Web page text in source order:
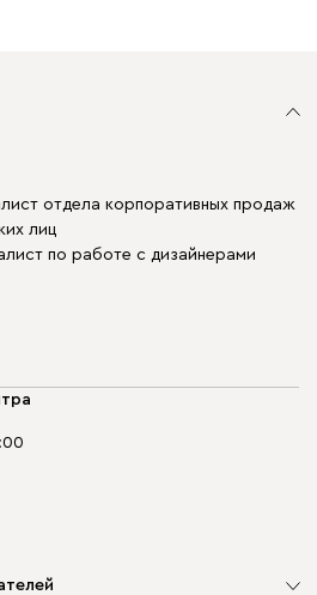
отдела корпоративных продаж
лиц
по работе с дизайнерами